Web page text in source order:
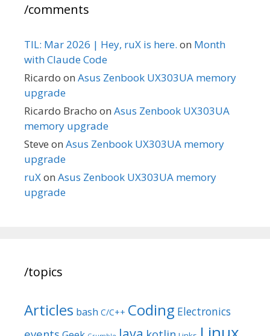
/comments
TIL: Mar 2026 | Hey, ruX is here. on Month
with Claude Code
Ricardo on Asus Zenbook UX303UA memory
upgrade
Ricardo Bracho on Asus Zenbook UX303UA
memory upgrade
Steve on Asus Zenbook UX303UA memory
upgrade
ruXon Asus Zenbook UX303UA memory
upgrade
/topics
Articles bash C/C++ Coding Electronics